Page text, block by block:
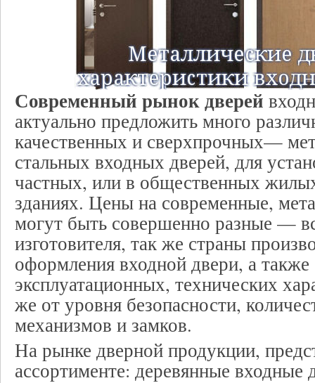
Современный рынок дверей
актуально предложить много
качественных и сверхпрочных—
стальных входных дверей, для
частных, или в общественных
зданиях. Цены на современные,
могут быть совершенно разные —
изготовителя, так же страны
оформления входной двери, а также
эксплуатационных, технических
же от уровня безопасности,
механизмов и замков.
На рынке дверной продукции,
ассортименте: деревянные